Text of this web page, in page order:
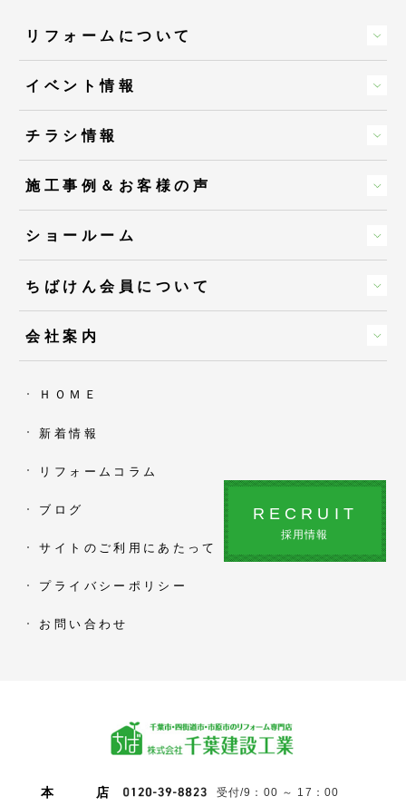
リフォームについて
イベント情報
チラシ情報
施工事例＆お客様の声
ショールーム
ちばけん会員について
会社案内
ＨＯＭＥ
新着情報
リフォームコラム
ブログ
サイトのご利用にあたって
プライバシーポリシー
お問い合わせ
RECRUIT
採用情報
本 店 受付/9：00 ～ 17：00